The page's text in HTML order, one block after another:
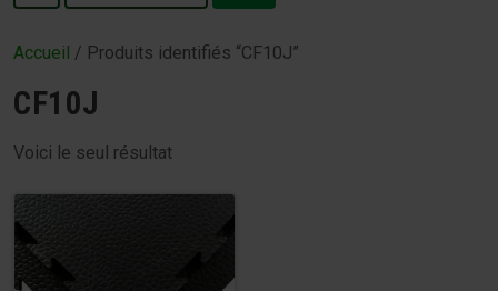
Accueil / Produits identifiés “CF10J”
CF10J
Voici le seul résultat